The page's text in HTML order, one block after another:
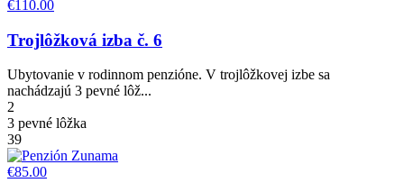
€110.00
Trojlôžková izba č. 6
Ubytovanie v rodinnom penzióne. V trojlôžkovej izbe sa
nachádzajú 3 pevné lôž...
2
3 pevné lôžka
39
€85.00